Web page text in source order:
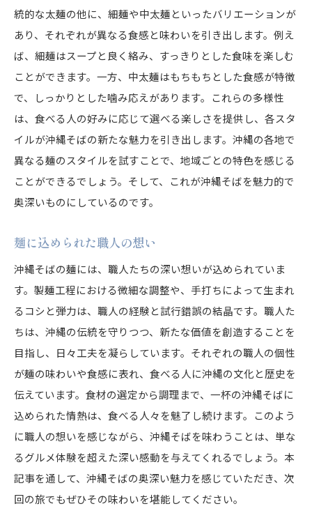
統的な太麺の他に、細麺や中太麺といったバリエーションが
あり、それぞれが異なる食感と味わいを引き出します。例え
ば、細麺はスープと良く絡み、すっきりとした食味を楽しむ
ことができます。一方、中太麺はもちもちとした食感が特徴
で、しっかりとした噛み応えがあります。これらの多様性
は、食べる人の好みに応じて選べる楽しさを提供し、各スタ
イルが沖縄そばの新たな魅力を引き出します。沖縄の各地で
異なる麺のスタイルを試すことで、地域ごとの特色を感じる
ことができるでしょう。そして、これが沖縄そばを魅力的で
奥深いものにしているのです。
麺に込められた職人の想い
沖縄そばの麺には、職人たちの深い想いが込められていま
す。製麺工程における微細な調整や、手打ちによって生まれ
るコシと弾力は、職人の経験と試行錯誤の結晶です。職人た
ちは、沖縄の伝統を守りつつ、新たな価値を創造することを
目指し、日々工夫を凝らしています。それぞれの職人の個性
が麺の味わいや食感に表れ、食べる人に沖縄の文化と歴史を
伝えています。食材の選定から調理まで、一杯の沖縄そばに
込められた情熱は、食べる人々を魅了し続けます。このよう
に職人の想いを感じながら、沖縄そばを味わうことは、単な
るグルメ体験を超えた深い感動を与えてくれるでしょう。本
記事を通して、沖縄そばの奥深い魅力を感じていただき、次
回の旅でもぜひその味わいを堪能してください。